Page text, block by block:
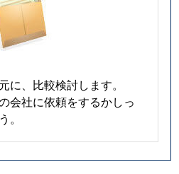
に、比較検討します。
会社に依頼をするかしっ
。